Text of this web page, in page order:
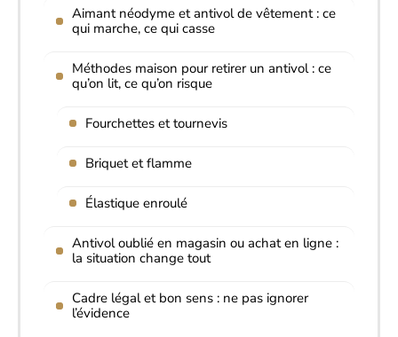
Aimant néodyme et antivol de vêtement : ce
qui marche, ce qui casse
Méthodes maison pour retirer un antivol : ce
qu’on lit, ce qu’on risque
Fourchettes et tournevis
Briquet et flamme
Élastique enroulé
Antivol oublié en magasin ou achat en ligne :
la situation change tout
Cadre légal et bon sens : ne pas ignorer
l’évidence